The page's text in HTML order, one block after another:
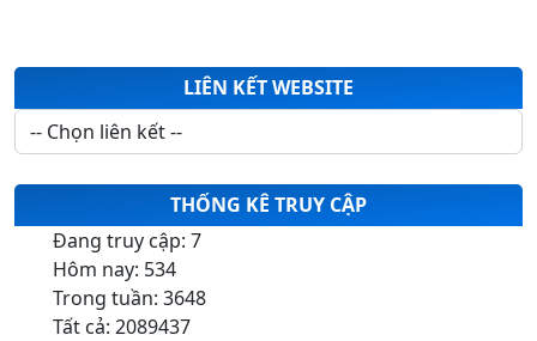
LIÊN KẾT WEBSITE
THỐNG KÊ TRUY CẬP
Đang truy cập: 7
Hôm nay: 534
Trong tuần: 3648
Tất cả: 2089437